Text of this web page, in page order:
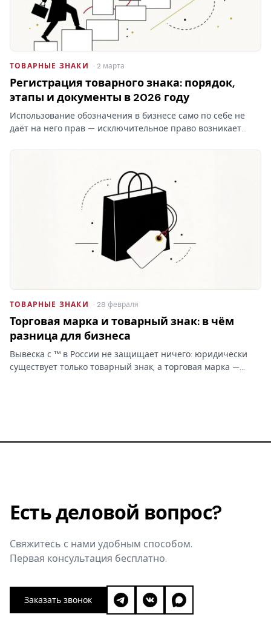
ТОВАРНЫЕ ЗНАКИ · 2 марта
Регистрация товарного знака: порядок,
этапы и документы в 2026 году
Использование обозначения в бизнесе само по себе не
даёт на него прав — исключительное право возникает
Разбираем этапы процедуры, документы, пошлины и
ТОВАРНЫЕ ЗНАКИ · 28 февраля
Торговая марка и товарный знак: в чём
разница для бизнеса
Вывеска с ™ в России не защищает ничего: юридически
существует только товарный знак, а торговая марка —
Есть деловой вопрос?
Свяжитесь с нами удобным способом.
Первая консультация бесплатно.
Заказать звонок